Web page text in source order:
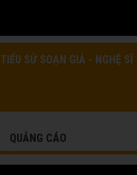
TIỂU SỬ SOẠN GIẢ - NGHỆ SĨ
QUẢNG CÁO